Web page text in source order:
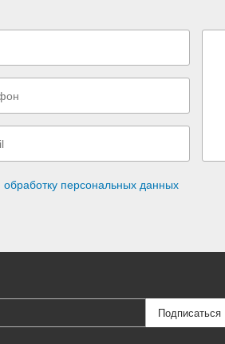
обработку персональных данных